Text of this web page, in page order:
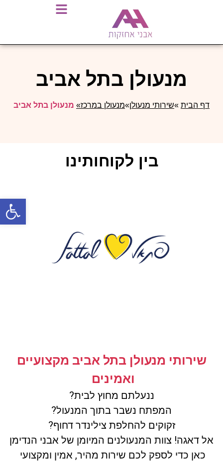
מנעולן בתל אביב
דף הבית »שירותי מנעולן»מנעולן במרכז» מנעולן בתל אביב
בין לקוחותינו
שירותי מנעולן בתל אביב מקצועיים
ואמינים
ננעלתם מחוץ לבית?
המפתח נשבר בתוך המנעול?
זקוקים להחלפת צילינדר דחוף?
אל דאגה! צוות המנעולנים המיומן של אבני הנדימן
כאן כדי לספק לכם שירות מהיר, אמין ומקצועי
פתח